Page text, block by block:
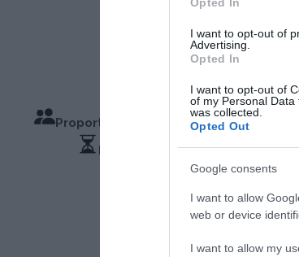
I want to opt-out of
Advertising.
Opted In
I want to opt-out of
of my Personal
was collected.
Opted Out
Google consents
I want to allow
web or device
I want to allow my
Proportions pour 6 Personnes
Marinade 12 Heures
Temps